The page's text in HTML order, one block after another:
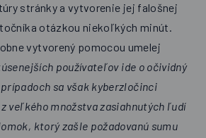
stránky a vytvorenie jej falošnej
otázkou niekoľkých minút.
vytvorený pomocou umelej
používateľov ide o očividný
sa však kyberzločinci
veľkého množstva zasiahnutých ľudí
ktorý zašle požadovanú sumu